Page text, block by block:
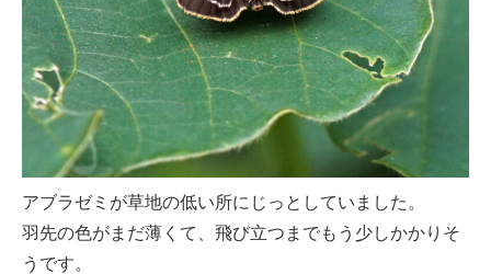
アブラゼミが草地の低い所にじっとしていました。
羽先の色がまだ薄くて、飛び立つまでもう少しかかりそ
うです。